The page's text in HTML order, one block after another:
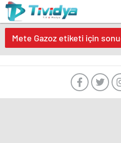
evden
eve
nakliyat
Mete Gazoz etiketi için